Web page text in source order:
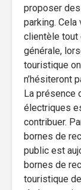
proposer
parking.
clientèle tout
générale,
touristique
n’hésiteront
La présence
électriques
contribuer.
bornes de
public est
bornes de
touristique